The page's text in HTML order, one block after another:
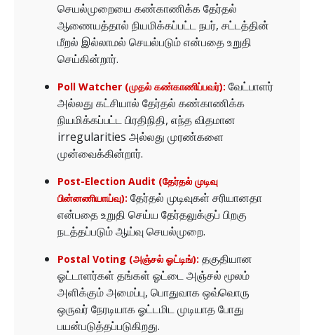
செயல்முறையை கண்காணிக்க தேர்தல்
ஆணையத்தால் நியமிக்கப்பட்ட நபர், சட்டத்தின்
மீறல் இல்லாமல் செயல்படும் என்பதை உறுதி
செய்கின்றார்.
Poll Watcher (முதல் கண்காணிப்பவர்): வேட்பாளர்
அல்லது கட்சியால் தேர்தல் கண்காணிக்க
நியமிக்கப்பட்ட பிரதிநிதி, எந்த விதமான
irregularities அல்லது முரண்களை
முன்வைக்கின்றார்.
Post-Election Audit (தேர்தல் முடிவு
பின்னணியாய்வு): தேர்தல் முடிவுகள் சரியானதா
என்பதை உறுதி செய்ய தேர்தலுக்குப் பிறகு
நடத்தப்படும் ஆய்வு செயல்முறை.
Postal Voting (அஞ்சல் ஓட்டிங்): தகுதியான
ஓட்டாளர்கள் தங்கள் ஓட்டை அஞ்சல் மூலம்
அளிக்கும் அமைப்பு, பொதுவாக ஒவ்வொரு
ஒருவர் நேரடியாக ஓட்டமிட முடியாத போது
பயன்படுத்தப்படுகிறது.